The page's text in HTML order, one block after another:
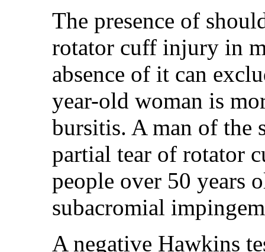
The presence of
rotator cuff injury in
absence of it can
year-old woman is
bursitis. A man of the
partial tear of rotator
people over 50 years
subacromial
A negative Hawkins